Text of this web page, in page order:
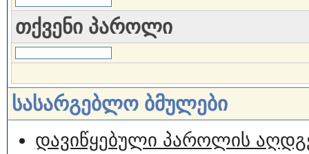
თქვენი პაროლი
სასარგებლო ბმულები
დავიწყებული პაროლის